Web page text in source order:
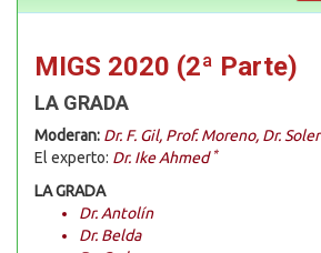
MIGS 2020 (2ª Parte)
LA GRADA
Moderan: Dr. F. Gil, Prof. Moreno, Dr. Soler
El experto: Dr. Ike Ahmed *
LA GRADA
Dr. Antolín
Dr. Belda